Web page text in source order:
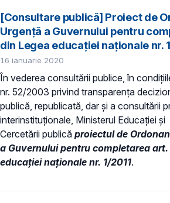
[Consultare publică] Proiect de
Urgență a Guvernului pentru
din Legea educației naționale nr.
16 ianuarie 2020
În vederea consultării publice, în
nr. 52/2003 privind transparenţa
publică, republicată, dar și a consultării
interinstituționale, Ministerul Educaţiei și
Cercetării publică proiectul de
a Guvernului pentru completarea
educației naționale nr. 1/2011.